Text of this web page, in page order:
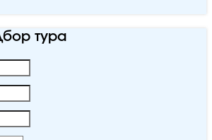
тура